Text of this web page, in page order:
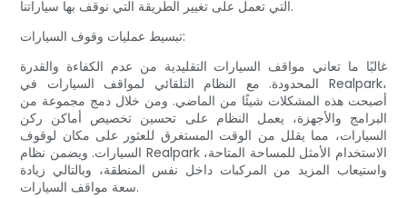
التي تعمل على تغيير الطريقة التي نوقف بها سياراتنا.
تبسيط عمليات وقوف السيارات:
غالبًا ما تعاني مواقف السيارات التقليدية من عدم الكفاءة والقدرة
المحدودة. مع النظام التلقائي لمواقف السيارات في Realpark،
أصبحت هذه المشكلات شيئًا من الماضي. ومن خلال دمج مجموعة من
البرامج والأجهزة، يعمل النظام على تحسين تخصيص أماكن ركن
السيارات، مما يقلل من الوقت المستغرق للعثور على مكان لوقوف
السيارات. ويضمن نظام Realpark الاستخدام الأمثل للمساحة المتاحة،
واستيعاب المزيد من المركبات داخل نفس المنطقة، وبالتالي زيادة
سعة مواقف السيارات.